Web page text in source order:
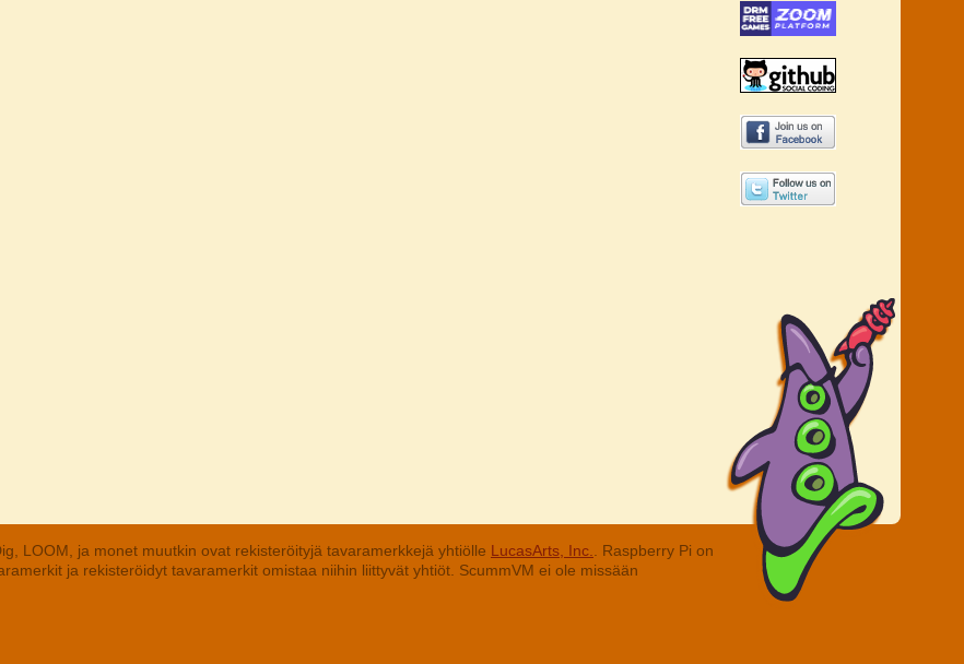
LOOM, ja monet muutkin ovat rekisteröityjä tavaramerkkejä yhtiölle LucasArts, Inc.
. Raspberry Pi on
ja rekisteröidyt tavaramerkit omistaa niihin liittyvät yhtiöt. ScummVM ei ole missään